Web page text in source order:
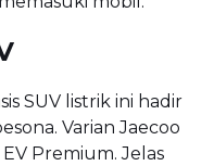
SUV listrik ini hadir
Varian Jaecoo
Premium. Jelas